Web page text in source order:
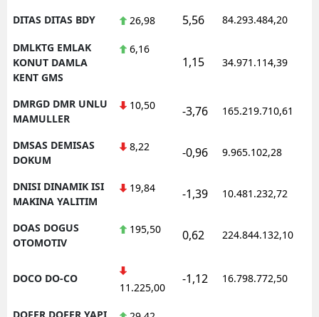
DITAS DITAS BDY 26,98 5,56 84.293.484,20
DMLKTG EMLAK
KONUT DAMLA
KENT GMS
6,16
1,15 34.971.114,39
DMRGD DMR UNLU
MAMULLER
10,50 -3,76 165.219.710,61
DMSAS DEMISAS
DOKUM
8,22 -0,96 9.965.102,28
DNISI DINAMIK ISI
MAKINA YALITIM
19,84 -1,39 10.481.232,72
DOAS DOGUS
OTOMOTIV
195,50 0,62 224.844.132,10
DOCO DO-CO
11.225,00
-1,12 16.798.772,50
DOFER DOFER YAPI